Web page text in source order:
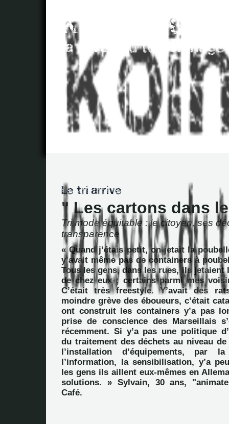
" Les cartons dans
Tri mode équitable : le citoyen, ses
transparence
« Quand j’étais petit, on jetait la
y’avait même pas de containers à
Tous les gens, dans les rues, ils jetaient
de chez eux ; certains parmi mes
C’était très freestyle. Y’avait des
moindre grève des éboueurs, c’était
ont construit les containers y’a pas
prise de conscience des Marseillais
récemment. Si y’a pas une politique
du traitement des déchets au niveau
l’installation d’équipements, par la
l’information, la sensibilisation, y’a
les gens ils aillent eux-mêmes en
solutions. » Sylvain, 30 ans,
Café.